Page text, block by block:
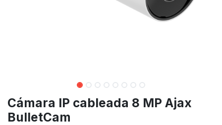
Cámara IP cableada 8 MP Ajax
BulletCam